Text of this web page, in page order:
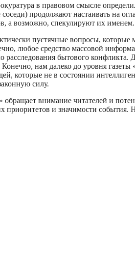
в правовом смысле
продолжают настаивать на
а возможно, спекулируют их именем.
пустячные вопросы,
любое средство массовой
бытового
нам далеко до уровня
которые не в состоянии
силу.
внимание читателей и
приоритетов и значимости